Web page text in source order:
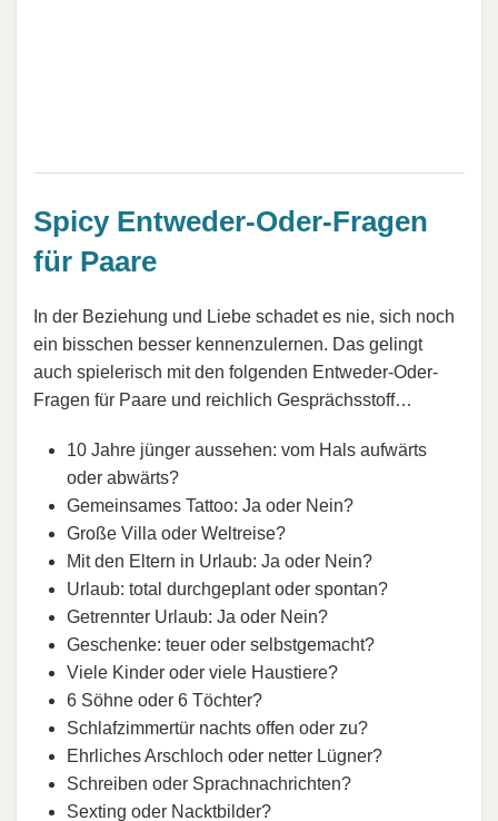
Spicy Entweder-Oder-Fragen
für Paare
In der Beziehung und Liebe schadet es nie, sich noch
ein bisschen besser kennenzulernen. Das gelingt
auch spielerisch mit den folgenden Entweder-Oder-
Fragen für Paare und reichlich Gesprächsstoff…
10 Jahre jünger aussehen: vom Hals aufwärts
oder abwärts?
Gemeinsames Tattoo: Ja oder Nein?
Große Villa oder Weltreise?
Mit den Eltern in Urlaub: Ja oder Nein?
Urlaub: total durchgeplant oder spontan?
Getrennter Urlaub: Ja oder Nein?
Geschenke: teuer oder selbstgemacht?
Viele Kinder oder viele Haustiere?
6 Söhne oder 6 Töchter?
Schlafzimmertür nachts offen oder zu?
Ehrliches Arschloch oder netter Lügner?
Schreiben oder Sprachnachrichten?
Sexting oder Nacktbilder?